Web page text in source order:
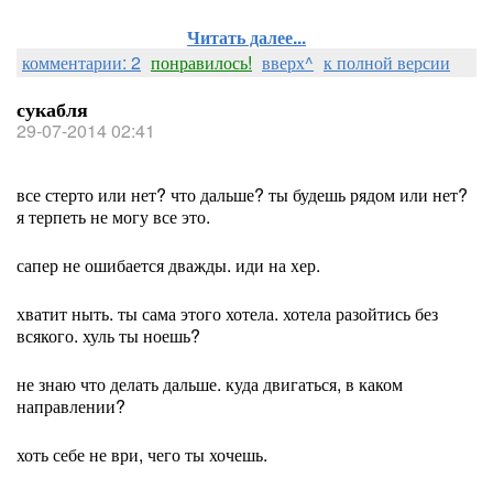
Читать далее...
комментарии: 2 понравилось! вверх^ к полной версии
сукабля
29-07-2014 02:41
все стерто или нет? что дальше? ты будешь рядом или нет?
я терпеть не могу все это.
сапер не ошибается дважды. иди на хер.
хватит ныть. ты сама этого хотела. хотела разойтись без
всякого. хуль ты ноешь?
не знаю что делать дальше. куда двигаться, в каком
направлении?
хоть себе не ври, чего ты хочешь.